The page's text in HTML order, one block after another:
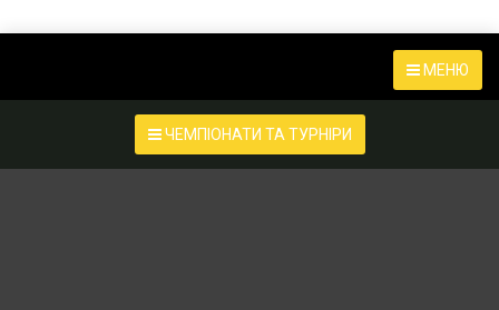
МЕНЮ
ЧЕМПІОНАТИ ТА ТУРНІРИ